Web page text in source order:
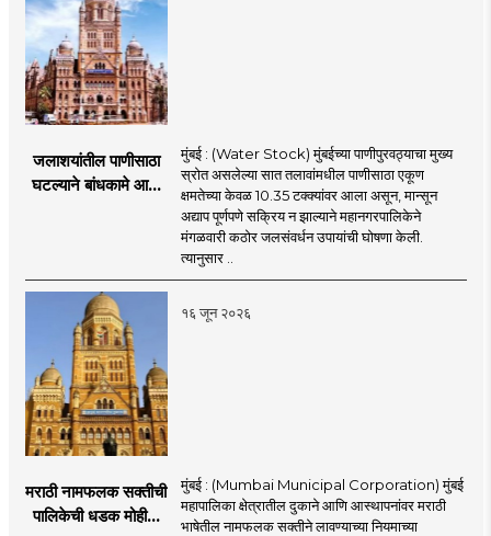
जलाशयांतील पाणीसाठा
घटल्याने बांधकामे आणि
निर्बंध
मुंबई : (Water Stock) मुंबईच्या पाणीपुरवठ्याचा मुख्य
स्रोत असलेल्या सात तलावांमधील पाणीसाठा एकूण
क्षमतेच्या केवळ 10.35 टक्क्यांवर आला असून, मान्सून
अद्याप पूर्णपणे सक्रिय न झाल्याने महानगरपालिकेने
मंगळवारी कठोर जलसंवर्धन उपायांची घोषणा केली.
त्यानुसार ..
१६ जून २०२६
मराठी नामफलक सक्तीची
पालिकेची धडक मोहीम;
मुंबई : (Mumbai Municipal Corporation) मुंबई
महापालिका क्षेत्रातील दुकाने आणि आस्थापनांवर मराठी
भाषेतील नामफलक सक्तीने लावण्याच्या नियमाच्या